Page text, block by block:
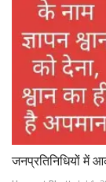
जनप्रतिनिधियों में